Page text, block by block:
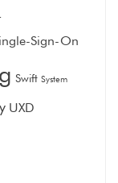
Sign-On
Swift System
UXD